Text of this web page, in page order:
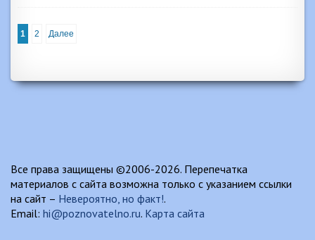
1 2 Далее
Все права защищены ©2006-2026. Перепечатка
материалов с сайта возможна только с указанием ссылки
на сайт – Невероятно, но факт!.
Email: hi@poznovatelno.ru. Карта сайта